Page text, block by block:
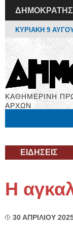
ΔΗΜΟΚΡΑΤΗΣ
ΚΥΡΙΑΚΗ 9
ΚΑΘΗΜΕΡΙΝΗ
ΑΡΧΩΝ
ΕΙΔΗΣΕΙΣ
Η
30 ΑΠΡΙΛΙΟΥ